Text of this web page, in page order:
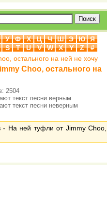
У Ф Х Ц Ч Ш Э Ю
Я
S T U V W X Y Z
#
остального на ней не хочу
Choo, остального на
2504
текст песни верным
текст песни неверным
- На ней туфли от Jimmy Choo,